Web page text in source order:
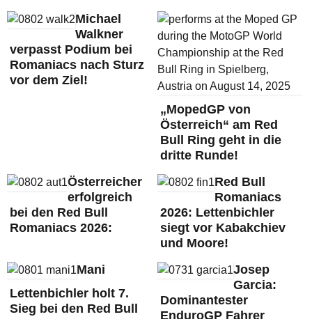
Michael
Walkner
verpasst Podium bei
Romaniacs nach Sturz
vor dem Ziel!
„MopedGP von
Österreich“ am Red
Bull Ring geht in die
dritte Runde!
Österreicher
erfolgreich
bei den Red Bull
Romaniacs 2026:
Red Bull
Romaniacs
2026: Lettenbichler
siegt vor Kabakchiev
und Moore!
Mani
Lettenbichler holt 7.
Sieg bei den Red Bull
Josep
Garcia:
Dominantester
EnduroGP Fahrer